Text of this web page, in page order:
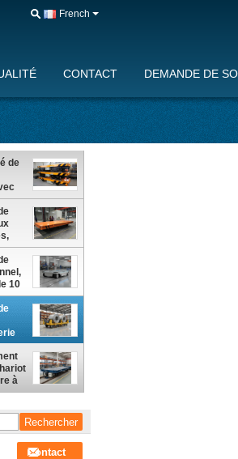
French
CONTACT DEMANDE DE
de
10
à
Contact